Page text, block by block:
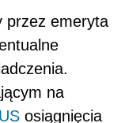
przez emeryta
na
osiągnięcia